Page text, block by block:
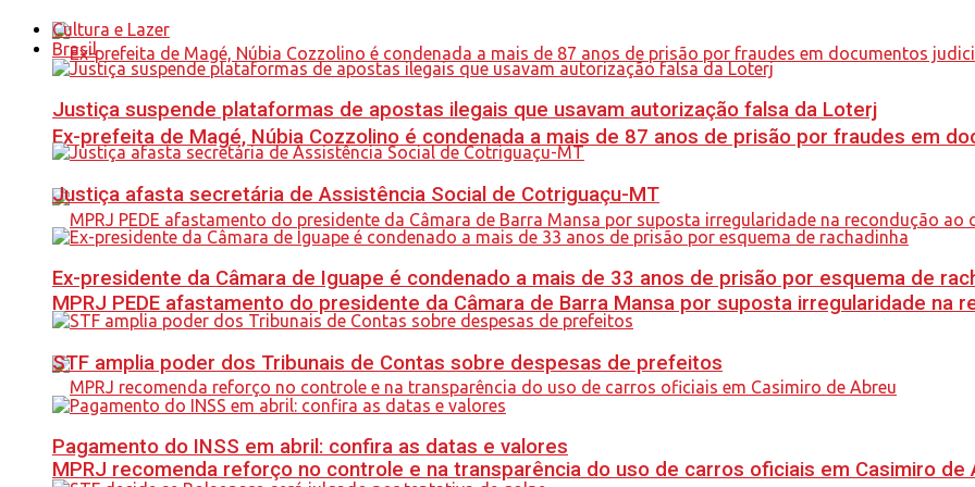
Ex-prefeita de Magé, Núbia Cozzolino é condenada a mais de 87 anos de prisão por fraudes em
MPRJ PEDE afastamento do presidente da Câmara de Barra Mansa por suposta irregularidade na
MPRJ recomenda reforço no controle e na transparência do uso de carros oficiais em Casimiro de
Cultura e Lazer
Brasil
Justiça suspende plataformas de apostas ilegais que usavam autorização falsa da Loterj
Justiça afasta secretária de Assistência Social de Cotriguaçu-MT
Ex-presidente da Câmara de Iguape é condenado a mais de 33 anos de prisão por esquema de
STF amplia poder dos Tribunais de Contas sobre despesas de prefeitos
Pagamento do INSS em abril: confira as datas e valores